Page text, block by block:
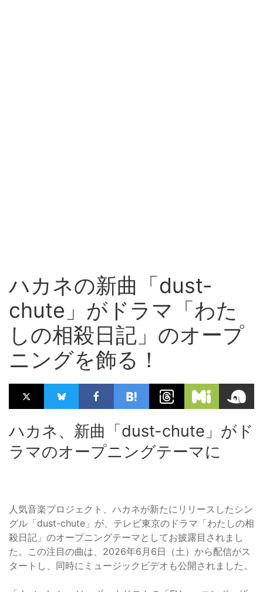
ハカネの新曲「dust-
chute」がドラマ「わた
しの相殺日記」のオープ
ニングを飾る！
ハカネ、新曲「dust-chute」がド
ラマのオープニングテーマに
人気音楽プロジェクト、ハカネが新たにリリースしたシン
グル「dust-chute」が、テレビ東京のドラマ「わたしの相
殺日記」のオープニングテーマとしてお披露目されまし
た。この注目の曲は、2026年6月6日（土）から配信がス
タートし、同時にミュージックビデオも公開されました。